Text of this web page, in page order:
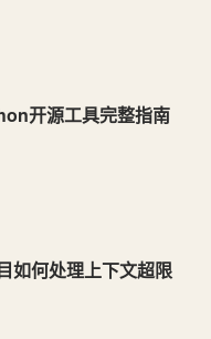
开源工具完整指南
如何处理上下文超限